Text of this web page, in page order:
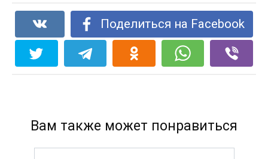
Поделиться на Facebook
Вам также может понравиться